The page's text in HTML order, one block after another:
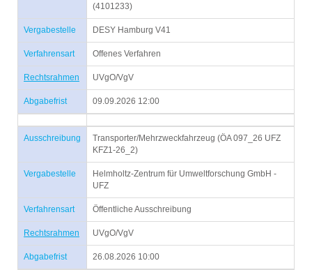
(4101233)
Vergabestelle DESY Hamburg V41
Verfahrensart Offenes Verfahren
Rechtsrahmen UVgO/VgV
Abgabefrist 09.09.2026 12:00
Ausschreibung
Transporter/Mehrzweckfahrzeug (ÖA 097_26 UFZ
KFZ1-26_2)
Vergabestelle
Helmholtz-Zentrum für Umweltforschung GmbH -
UFZ
Verfahrensart Öffentliche Ausschreibung
Rechtsrahmen UVgO/VgV
Abgabefrist 26.08.2026 10:00